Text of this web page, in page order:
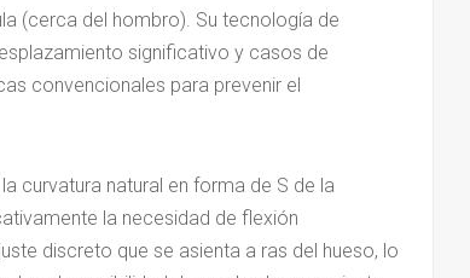
(cerca del hombro). Su tecnología de
significativo y casos de
convencionales para prevenir el
curvatura natural en forma de S de la
la necesidad de flexión
discreto que se asienta a ras del hueso, lo